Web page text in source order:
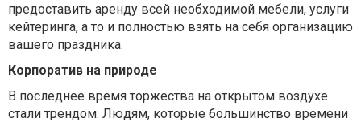
предоставить аренду всей необходимой мебели, услуги
кейтеринга, а то и полностью взять на себя организацию
вашего праздника.
Корпоратив на природе
В последнее время торжества на открытом воздухе
стали трендом. Людям, которые большинство времени